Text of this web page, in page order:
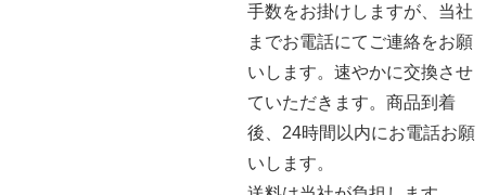
手数をお掛けしますが、当社
までお電話にてご連絡をお願
いします。速やかに交換させ
ていただきます。商品到着
後、24時間以内にお電話お願
いします。